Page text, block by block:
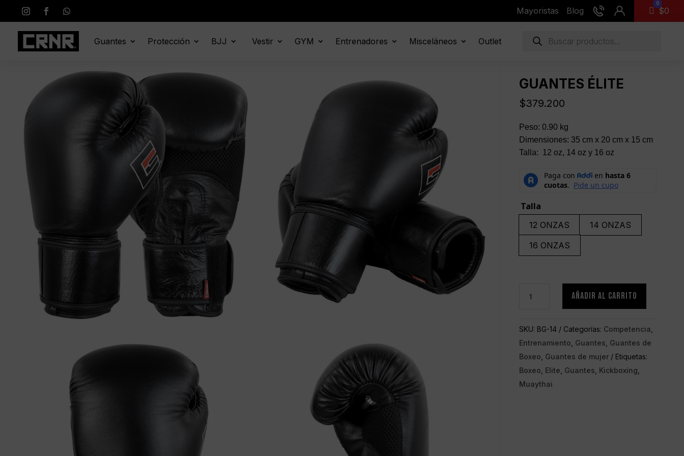
Mayoristas Blog Carro
0
$0
Guantes Protección BJJ Vestir GYM Entrenadores Misceláneos Outlet
Búsqueda
GUANTES ÉLITE
$379.200
Peso: 0.90 kg
Dimensiones: 35 cm x 20 cm x 15 cm
Talla: 12 oz, 14 oz y 16 oz
Talla
12 ONZAS
14 ONZAS
16 ONZAS
AÑADIR AL CARRITO
SKU: BG-14 Categorías: Competencia
Entrenamiento Guantes Guantes de
Boxeo Guantes de mujer
Etiquetas:
Boxeo Elite Guantes Kickboxing
Muaythai